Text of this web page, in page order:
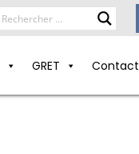
GRET Contact